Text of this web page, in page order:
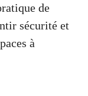
de
sécurité et
à